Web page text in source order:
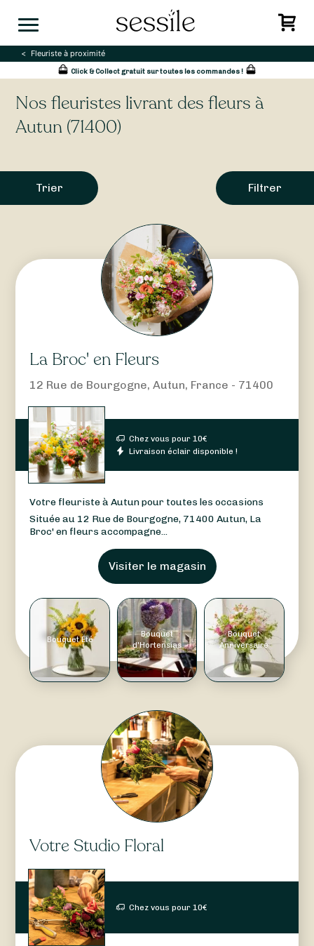
Fleuriste à proximité
Click & Collect gratuit sur toutes les commandes !
Nos fleuristes livrant des fleurs à
Autun (71400)
Trier Filtrer
La Broc' en Fleurs
12 Rue de Bourgogne, Autun, France - 71400
Chez vous pour10€
Livraison éclair disponible !
Votre fleuriste à Autun pour toutes les occasions
Située au 12 Rue de Bourgogne, 71400 Autun, La
Broc' en fleurs accompagne...
Visiter le magasin
Bouquet Été
Bouquet
d'Hortensias
Bouquet
Anniversaire
Votre Studio Floral
Chez vous pour10€